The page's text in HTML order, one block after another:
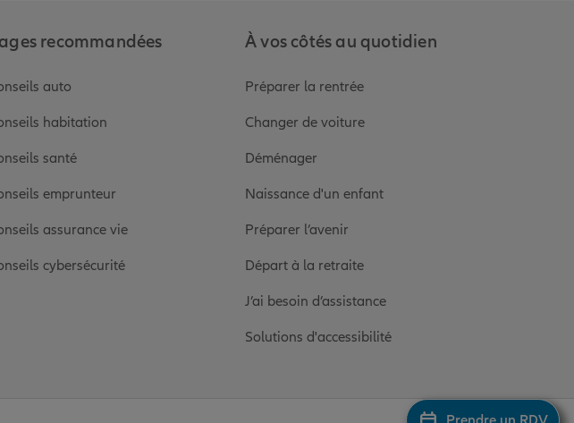
recommandées
auto
habitation
santé
emprunteur
assurance vie
cybersécurité
À vos côtés au quotidien
Préparer la rentrée
Changer de voiture
Déménager
Naissance d'un enfant
Préparer l’avenir
Départ à la retraite
J’ai besoin d’assistance
Solutions d'accessibilité